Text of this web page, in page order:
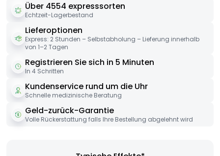
Über 4554 expresssorten
Echtzeit-Lagerbestand
Lieferoptionen
Express: 2 Stunden – Selbstabholung – Lieferung innerhalb
von 1–2 Tagen
Registrieren Sie sich in 5 Minuten
In 4 Schritten
Kundenservice rund um die Uhr
Schnelle medizinische Beratung
Geld-zurück-Garantie
Volle Rückerstattung falls Ihre Bestellung abgelehnt wird